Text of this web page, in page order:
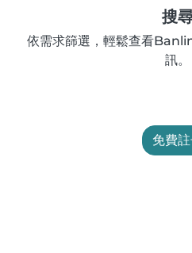
搜
依需求篩選，輕鬆查看
訊。
免費